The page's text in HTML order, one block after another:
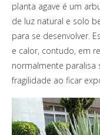
planta agave é um
de luz natural e solo
para se desenvolver.
e calor, contudo, em
normalmente paralisa
fragilidade ao ficar